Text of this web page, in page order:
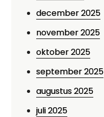
december 2025
november 2025
oktober 2025
september 2025
augustus 2025
juli 2025